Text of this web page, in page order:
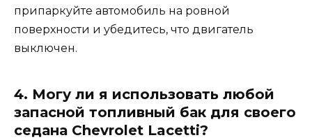
припаркуйте автомобиль на ровной
поверхности и убедитесь, что двигатель
выключен.
4. Могу ли я использовать любой
запасной топливный бак для своего
седана Chevrolet Lacetti?